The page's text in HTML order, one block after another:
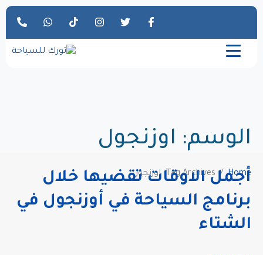
الوسم: اوزنجول
Home Tag Archives: اوزنجول
أجمل الاوقات تقضيها خلال
برنامج السياحة في أوزنجول في
الشتاء